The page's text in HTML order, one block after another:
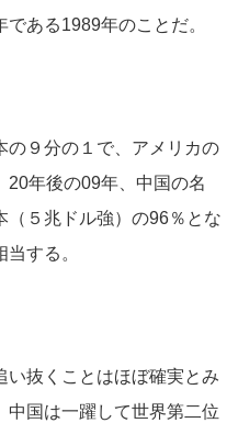
ある1989年のことだ。
の９分の１で、アメリカの
20年後の09年、中国の名
（５兆ドル強）の96％とな
する。
い抜くことはほぼ確実とみ
中国は一躍して世界第二位